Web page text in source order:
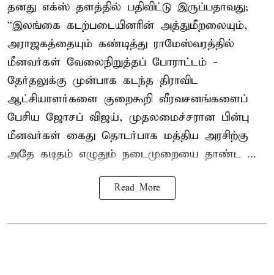
தனது எக்ஸ் தளத்தில் பதிவிட்டு இருப்பதாவது;
“இலங்கை கடற்படையினரின் அத்துமீறலையும்,
அராஜகத்தையும் கண்டித்து ராமேஸ்வரத்தில்
மீனவர்கள் வேலைநிறுத்தப் போராட்டம் -
தேர்தலுக்கு முன்பாக கடந்த திராவிட
ஆட்சியாளர்களை குறைகூறி வீரவசனங்களைப்
பேசிய ஜோசப் விஜய், முதலமைச்சரான பின்பு
மீனவர்கள் கைது தொடர்பாக மத்திய அரசிற்கு
அதே கடிதம் எழுதும் நடைமுறையை தாண்ட ...
Read More